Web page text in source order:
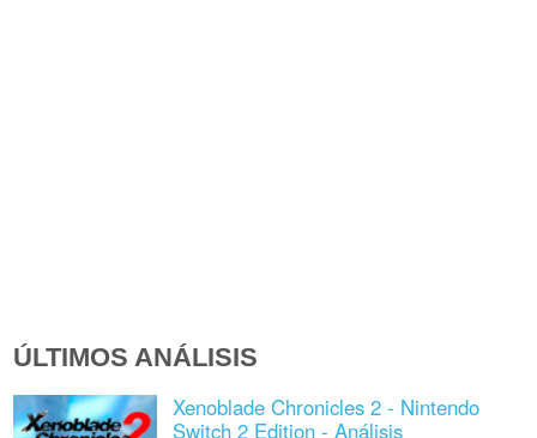
ÚLTIMOS ANÁLISIS
Xenoblade Chronicles 2 - Nintendo
Switch 2 Edition - Análisis